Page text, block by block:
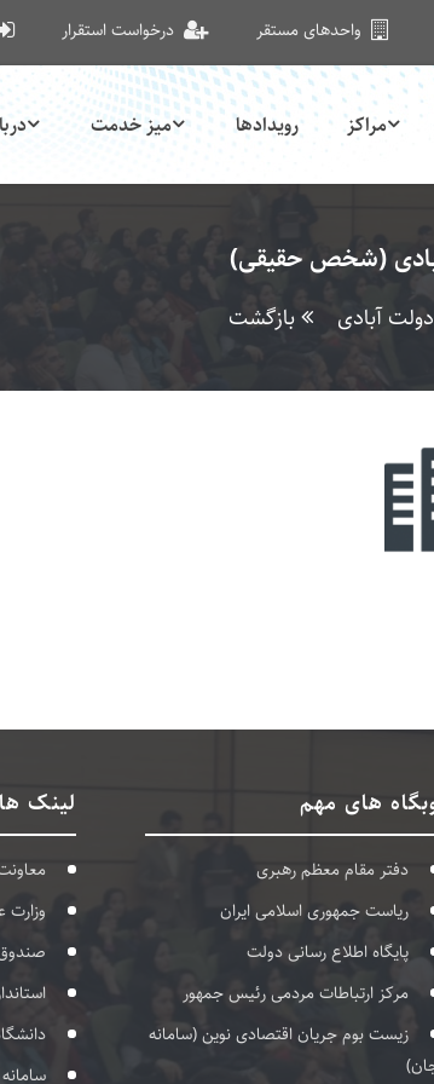
واحدهای مستقر درخواست استقرار
مراکز رویدادها میز خدمت
(شخص حقیقی)
آبادی بازگشت
های مهم
دفتر مقام معظم رهبری
ریاست جمهوری اسلامی ایران
پایگاه اطلاع رسانی دولت
مرکز ارتباطات مردمی رئیس جمهور
زیست بوم جریان اقتصادی نوین (سامانه
لینک
وزارت